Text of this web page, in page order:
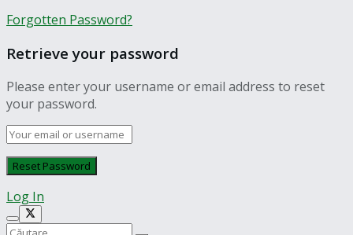
Forgotten Password?
Retrieve your password
Please enter your username or email address to reset
your password.
Log In